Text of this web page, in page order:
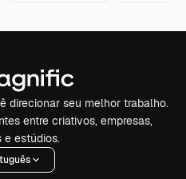
direcionar seu melhor trabalho.
entre criativos, empresas,
e estúdios.